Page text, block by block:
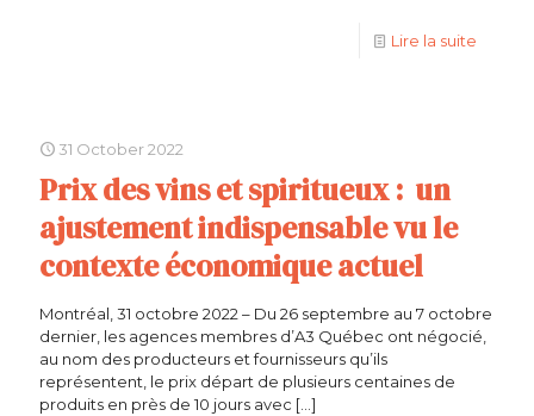
Lire la suite
31 October 2022
Prix des vins et spiritueux : un
ajustement indispensable vu le
contexte économique actuel
Montréal, 31 octobre 2022 – Du 26 septembre au 7 octobre
dernier, les agences membres d’A3 Québec ont négocié,
au nom des producteurs et fournisseurs qu’ils
représentent, le prix départ de plusieurs centaines de
produits en près de 10 jours avec […]